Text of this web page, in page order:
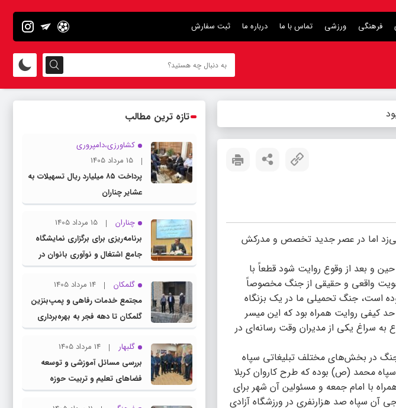
فرهنگی ورزشی تماس با ما درباره ما ثبت سفارش
اما در عصر جدید تخصص و مدرکش
و بعد از وقوع روایت شود قطعاً با
واقعی و حقیقی از جنگ مخصوصاً
است، جنگ تحمیلی ما در یک بزنگاه
کیفی روایت همراه بود که این میسر
به سراغ یکی از مدیران وقت رسانه‌ای در
آن شده و تا آخر جنگ در بخش‌های مختلف تبلیغاتی سپاه
محمد (ص) بوده که طرح کاروان کربلا
با امام جمعه و مسئولین آن شهر برای
آن سپاه صد هزارنفری در ورزشگاه آزادی
تازه ترین مطالب
کشاورزی،دامپروری
15 مرداد 1405
پرداخت ۸۵ میلیارد ریال تسهیلات به
عشایر چناران
چناران
15 مرداد 1405
برنامه‌ریزی برای برگزاری نمایشگاه
جامع اشتغال و نوآوری بانوان در
چناران
گلمکان
14 مرداد 1405
مجتمع خدمات رفاهی و پمپ‌بنزین
گلمکان تا دهه فجر به بهره‌برداری
می‌رسد
گلبهار
14 مرداد 1405
بررسی مسائل آموزشی و توسعه
فضاهای تعلیم و تربیت حوزه
انتخابیه در نشست مشترک عضو